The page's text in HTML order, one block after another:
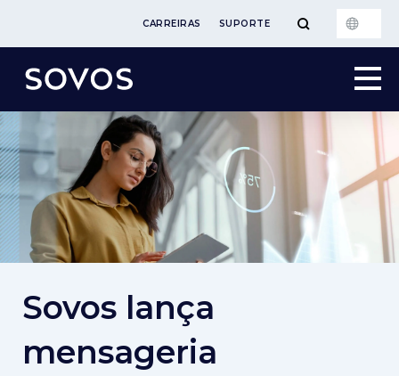
CARREIRAS SUPORTE
Sovos lança
mensageria